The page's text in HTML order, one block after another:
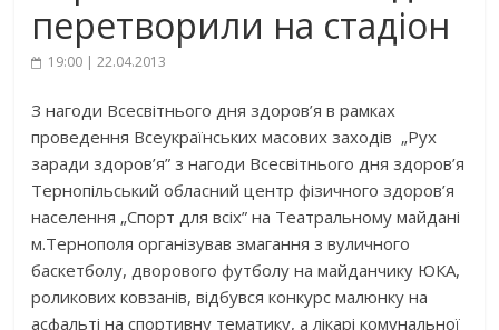
перетворили на стадіон
19:00 | 22.04.2013
З нагоди Всесвітнього дня здоров’я в рамках
проведення Всеукраїнських масових заходів „Рух
заради здоров’я” з нагоди Всесвітнього дня здоров’я
Тернопільський обласний центр фізичного здоров’я
населення „Спорт для всіх” на Театральному майдані
м.Тернополя організував змагання з вуличного
баскетболу, дворового футболу на майданчику ЮКА,
роликових ковзанів, відбувся конкурс малюнку на
асфальті на спортивну тематику, а лікарі комунальної